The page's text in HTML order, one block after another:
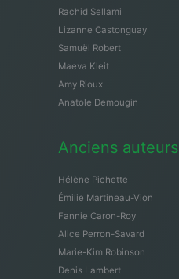
Rachid Sellami
Lizanne Castonguay
Samuël Robert
Maeva Kleit
Amy Rioux
Anatole Demougin
Anciens auteurs
Hélène Pichette
Émilie Martineau-Vion
Fannie Caron-Roy
Alice Perron-Savard
Marie-Kim Robinson
Denis Lambert